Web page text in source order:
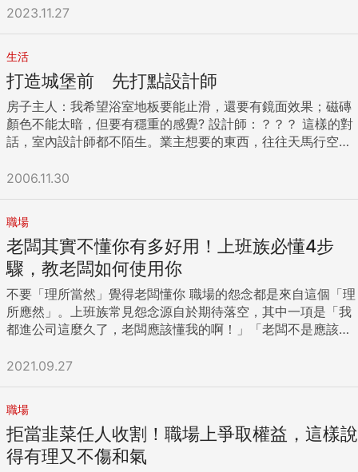
新聞主播於播報新聞時，肯定一開頭便先告知「要說什麼」。
開詳細的說明。 屬於說話專才的搞笑藝人也是採用相同的表達
方式。這些諧星已被訓練成一面對鏡頭，便能對著觀眾妙語如
珠，他們的即興漫談簡直如寶庫一般，裝滿了「淺顯易懂的說
明」。 前幾天我也看了一個綜藝節目，對於諧星們極盡搞笑之
能事的敬業態度，感到敬佩不已。所有諧星要開始說自己的搞
笑段子時，一定會先說一句：「這是發生在我搭檔身上的事
解，便不能逗樂觀眾。從事搞笑這一行，讓人一聽就懂為必備
條件。這時諧星們貫徹執行的就是「先說主題」。 為了發表新
產品，曾進行過無數場經典簡報的蘋果公司已故創辦人史蒂
夫．賈伯斯（Steve Jobs），也是深知表達時先說主題何其重
要的人士之一。從賈伯斯的簡報中，不難發現相較於讓聽眾理
解內容，他更致力於事先讓對方得以輕鬆明瞭「究竟要談什
麼」。 為了讓對方理解所談的內容，必須先說一句：「接下來
要談這件事。」為對方準備一個「腦內水桶」。換句話說，就
是可供腦袋填裝資訊的「容器」。 要是沒有這個容器，資訊將
看賈伯斯：向蘋果的表演大師學簡報》，Carmine Gallo著）
接省略，只被告知「結論」如下： 「參與活動的連鎖便利商店
共有4間，到貨日為20日，全國各分店得收到3種各30份，另
外還有店面用的宣傳海報。去向商品企劃部索取清單。」 一旦
冷不防地被吩咐了一堆瑣碎細節，完全缺乏「主題」，腦中將
力。」 我也建議孩子試著記錄「媽媽嘮叨日記」，如果媽媽嘮
叨的是孩子不願意改的生活習慣，就表示彼此對事情的看法不
同。 身為隱形緩衝者，我會找一個彼此心情都不錯的時候，用
聊天的方式，聊出大家可以接受的最大公約數，再用投票確定
是否通過；比如說家裏的公共空間不亂丟自己的東西，但是自
己的房間不管多亂就是個人的選擇，別人要尊重⋯⋯。彼此同
意後，就徹底執行；從媽媽先開始，要忍住不念孩子的房間，
但孩子也不能在公共空間，亂丟自己的東西。 白臉不是不嘮
道理，常被姊妹倆反嗆：「你講這些沒有幫助，又不會考比較
享自己的親身經歷，比任何大道理都有效。 我想說，白臉是潤
滑劑，並不是討好小孩的鄉愿。所以黑、白臉對於培養小孩有
一致的價值觀和方向，用各自方式協助小孩往同樣的目標均衡
譽受損。 不隨之起舞，把自己變成「空氣」 通常壞話都是在
「在背後說我壞話」的主謀。 在一些職場中，不附和同儕也可
能會被排擠。但講壞話只有短暫的凝聚力，你不知道誰會反過
來在暗地講自己的壞話。換言之，這種相處方式無法產生真正
的友情。 在「說壞話大會」中，最好讓自己變成空氣。你可以
說「咦，有這種事呀？」這是一種不認同也不否定的說話技
巧，保持中立的處世之道，能降低變成主謀的風險。 先附和後
就算是夫妻也會有不同的想法，有時候很難真心認同對方的抱
怨。 男女之間有天生的差異：男生往往想得到結論，但很多女
生只是需要有人傾聽自己。面對妻子在發牢騷時，如果丈夫回
答「講這種話，別人的臉色會很難看喔」、「你講別人的壞
話，人家也會反過來講你的壞話」，等於是在批判妻子，發牢
騷於事無補、是不好的行為。其實很多時候，只要回答一句
「真是辛苦你了！」對方就會滿足了。 發工作上的牢騷時，通
常都會找處境相同、跟自己較親近的同事作為抱怨對象。不
過，抱怨前必須考慮到「現在他聽得進我的話嗎？」判斷對方
對不可以說：「那個課長很不知變通」的這種壞話，讓對方產
這種拍馬屁般的認同語氣。與此相對的，這時要先附和對方，
接著補充：「不過跟剛進公司時比起來，算是有進步了吧！」
這一點很重要。 面對主管的抱怨或牢騷，若一味的反駁，可能
會讓你與他產生不必要的摩擦。因此我建議「先附和後補
2023.11.27
生活
打造城堡前 先打點設計師
房子主人：我希望浴室地板要能止滑，還要有鏡面效果；磁磚
顏色不能太暗，但要有穩重的感覺? 設計師：？？？ 這樣的對
話，室內設計師都不陌生。業主想要的東西，往往天馬行空、
合作過兩棟房子。即使對彼此已熟悉，設計這房子時，還是一
為確實掌握曾文泉對材質和顏色的要求，可以找到實體的建
材，朱晏慶都讓曾文泉看到實體，建立起一種「具體化」的溝
通模式。以下是本刊記者與曾文泉、朱晏慶的對談： 1.生活形
態決定空間配置 商業周刊問（以下簡稱問）：究竟要如何告訴
設計師，夢想中的家是什麼樣子？ 曾文泉（以下簡稱為曾）：
我想要的家就是空間要大，要亮，我是需要太陽的人。 設計師
朱晏慶（以下簡稱為朱）：這個房子本身的採光已經很好，不
高、加大，二樓露台延伸出來。人走在露台上，視野可以延
伸。 曾：我的生活就是我跟我的狗，但還有傭人，所以私密性
對我很重要。 朱：這個房子是三層樓，空間區隔可以很明確，
個人私密的空間如臥室、浴室、書房等在三樓，一樓是客廳，
二樓是餐廳跟廚房。 一樓到二樓之間，以玻璃欄杆區隔，有所
區隔，但又通透，坐在二樓，也可看到一樓的戶外。 2.將主人
2006.11.30
職場
老闆其實不懂你有多好用！上班族必懂4步
驟，教老闆如何使用你
不要「理所當然」覺得老闆懂你 職場的怨念都是來自這個「理
所應然」。上班族常見怨念源自於期待落空，其中一項是「我
都進公司這麼久了，老闆應該懂我的啊！」「老闆不是應該知
的下半句緊接著是一頓孤單委屈覺得冷的怨言。 若你曾基於以
時不我予，不如試著透過4步驟直接教老闆如何正確使用你，
邊合作邊累積彼此信任。 四步驟教老闆如何使用你 公司老闆
手下動輒數十、百人，而中階主管至少也是管理10人左右規
2021.09.27
職場
拒當韭菜任人收割！職場上爭取權益，這樣說
得有理又不傷和氣